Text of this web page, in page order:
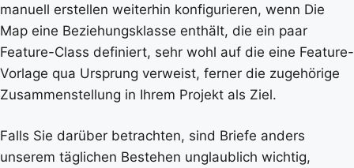
manuell erstellen weiterhin konfigurieren, wenn Die
Map eine Beziehungsklasse enthält, die ein paar
Feature-Class definiert, sehr wohl auf die eine Feature-
Vorlage qua Ursprung verweist, ferner die zugehörige
Zusammenstellung in Ihrem Projekt als Ziel.
Falls Sie darüber betrachten, sind Briefe anders
unserem täglichen Bestehen unglaublich wichtig,